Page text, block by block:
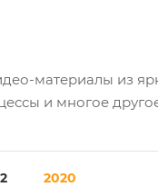
материалы из
и многое
2020